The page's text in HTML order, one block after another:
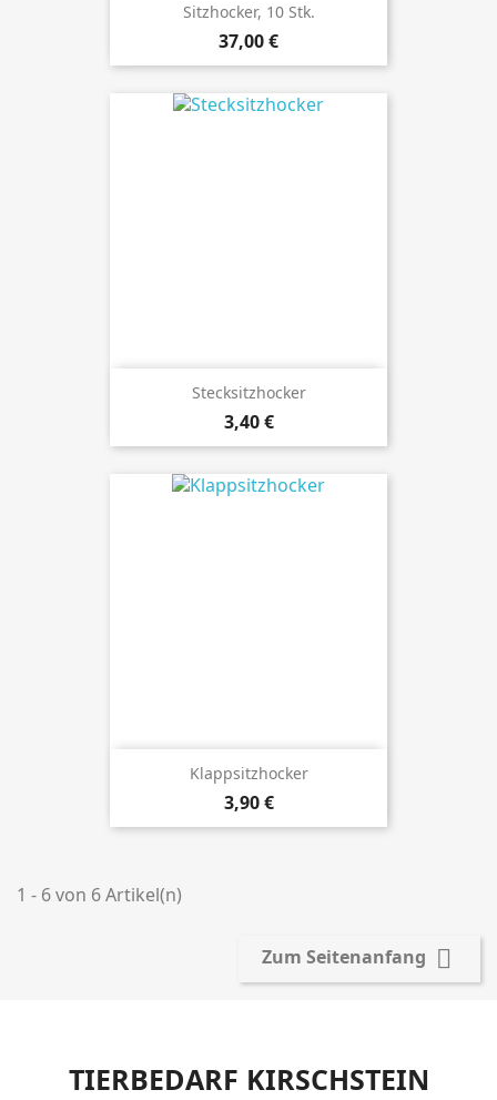
Sitzhocker, 10 Stk.
Preis
37,00 €
Stecksitzhocker
Preis
3,40 €
Klappsitzhocker
Preis
3,90 €
1 - 6 von 6 Artikel(n)
Zum Seitenanfang 
TIERBEDARF KIRSCHSTEIN